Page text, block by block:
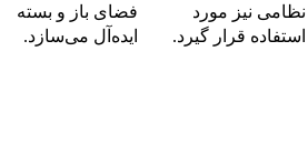
نظامی نیز مورد
استفاده قرار گیرد.
فضای باز و بسته
ایده‌آل می‌سازد.